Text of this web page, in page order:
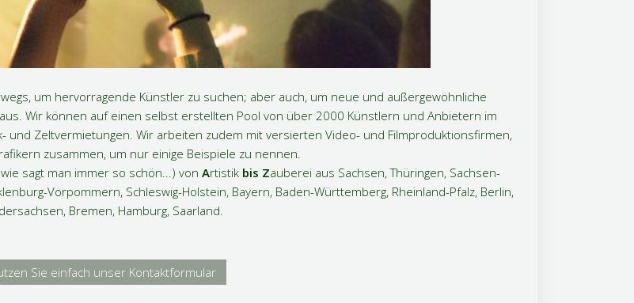
um hervorragende Künstler zu suchen; aber auch, um neue und außergewöhnliche
Wir können auf einen selbst erstellten Pool von über 2000 Künstlern und Anbietern im
und Zeltvermietungen. Wir arbeiten zudem mit versierten Video- und Filmproduktionsfirmen,
zusammen, um nur einige Beispiele zu nennen.
sagt man immer so schön...) von Artistik bis Zauberei aus Sachsen, Thüringen, Sachsen-
Vorpommern, Schleswig-Holstein, Bayern, Baden-Württemberg, Rheinland-Pfalz, Berlin,
Bremen, Hamburg, Saarland.
Sie einfach unser Kontaktformular